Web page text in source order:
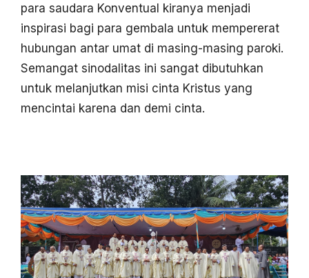
para saudara Konventual kiranya menjadi
inspirasi bagi para gembala untuk mempererat
hubungan antar umat di masing-masing paroki.
Semangat sinodalitas ini sangat dibutuhkan
untuk melanjutkan misi cinta Kristus yang
mencintai karena dan demi cinta.